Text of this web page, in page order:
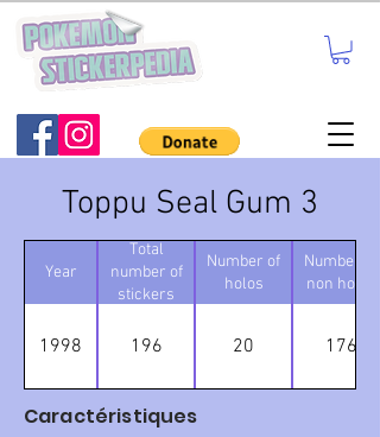
Toppu Seal Gum 3
Year
Total
number of
stickers
Number of
holos
Number of
non holos
1998 196 20 176
Caractéristiques